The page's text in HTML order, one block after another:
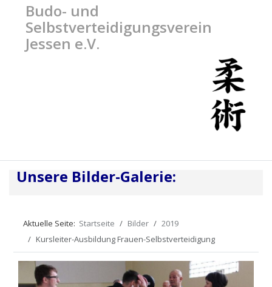
Budo- und
Selbstverteidigungsverein
Jessen e.V.
Unsere Bilder-Galerie:
Aktuelle Seite: Startseite Bilder
2019
Kursleiter-Ausbildung Frauen-Selbstverteidigung